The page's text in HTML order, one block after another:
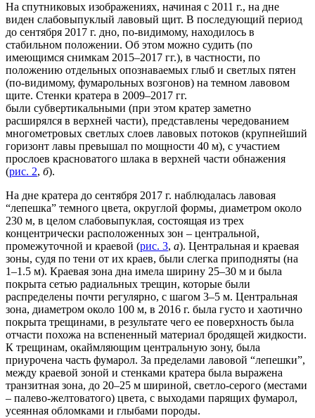
На спутниковых изображениях, начиная с 2011 г., на дне
виден слабовыпуклый лавовый щит. В последующий период
до сентября 2017 г. дно, по-видимому, находилось в
стабильном положении. Об этом можно судить (по
имеющимся снимкам 2015–2017 гг.), в частности, по
положению отдельных опознаваемых глыб и светлых пятен
(по-видимому, фумарольных возгонов) на темном лавовом
щите. Стенки кратера в 2009–2017 гг.
были субвертикальными (при этом кратер заметно
расширялся в верхней части), представлены чередованием
многометровых светлых слоев лавовых потоков (крупнейший
горизонт лавы превышал по мощности 40 м), с участием
прослоев красноватого шлака в верхней части обнажения
(рис. 2, б).
На дне кратера до сентября 2017 г. наблюдалась лавовая
“лепешка” темного цвета, округлой формы, диаметром около
230 м, в целом слабовыпуклая, состоящая из трех
концентрически расположенных зон – центральной,
промежуточной и краевой (рис. 3, а). Центральная и краевая
зоны, судя по тени от их краев, были слегка приподняты (на
1–1.5 м). Краевая зона дна имела ширину 25–30 м и была
покрыта сетью радиальных трещин, которые были
распределены почти регулярно, с шагом 3–5 м. Центральная
зона, диаметром около 100 м, в 2016 г. была густо и хаотично
покрыта трещинами, в результате чего ее поверхность была
отчасти похожа на вспененный материал бродящей жидкости.
К трещинам, окаймляющим центральную зону, была
приурочена часть фумарол. За пределами лавовой “лепешки”,
между краевой зоной и стенками кратера была выражена
транзитная зона, до 20–25 м шириной, светло-серого (местами
– палево-желтоватого) цвета, с выходами парящих фумарол,
усеянная обломками и глыбами породы.